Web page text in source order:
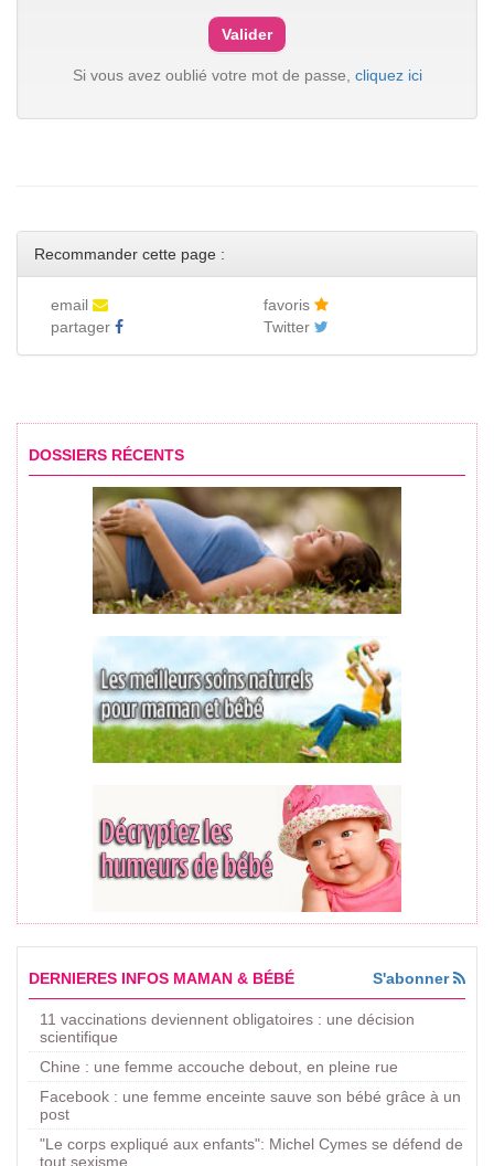
Si vous avez oublié votre mot de passe, cliquez ici
Recommander cette page :
email
favoris
partager
Twitter
DOSSIERS RÉCENTS
DERNIERES INFOS MAMAN & BÉBÉ S'abonner
11 vaccinations deviennent obligatoires : une décision
scientifique
Chine : une femme accouche debout, en pleine rue
Facebook : une femme enceinte sauve son bébé grâce à un
post
"Le corps expliqué aux enfants": Michel Cymes se défend de
tout sexisme